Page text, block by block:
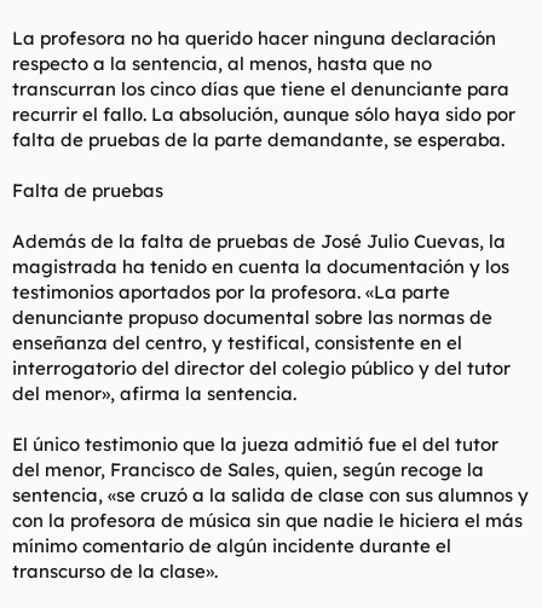
La profesora no ha querido hacer ninguna declaración
respecto a la sentencia, al menos, hasta que no
transcurran los cinco días que tiene el denunciante para
recurrir el fallo. La absolución, aunque sólo haya sido por
falta de pruebas de la parte demandante, se esperaba.
Falta de pruebas
Además de la falta de pruebas de José Julio Cuevas, la
magistrada ha tenido en cuenta la documentación y los
testimonios aportados por la profesora. «La parte
denunciante propuso documental sobre las normas de
enseñanza del centro, y testifical, consistente en el
interrogatorio del director del colegio público y del tutor
del menor», afirma la sentencia.
El único testimonio que la jueza admitió fue el del tutor
del menor, Francisco de Sales, quien, según recoge la
sentencia, «se cruzó a la salida de clase con sus alumnos y
con la profesora de música sin que nadie le hiciera el más
mínimo comentario de algún incidente durante el
transcurso de la clase».